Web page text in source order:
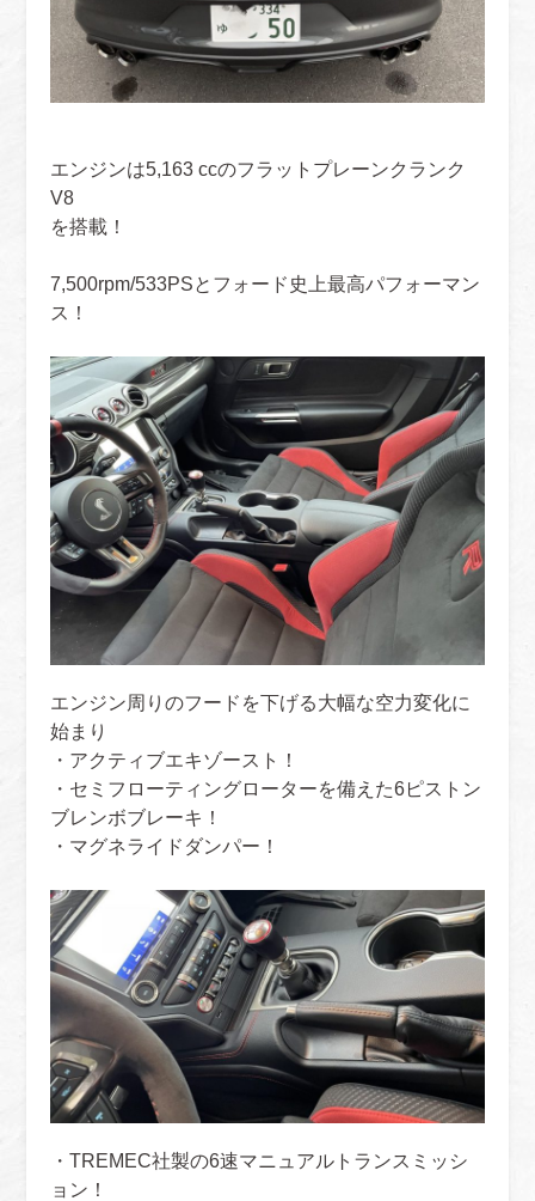
エンジンは5,163 ccのフラットプレーンクランク
V8
を搭載！
7,500rpm/533PSとフォード史上最高パフォーマン
ス！
エンジン周りのフードを下げる大幅な空力変化に
始まり
・アクティブエキゾースト！
・セミフローティングローターを備えた6ピストン
ブレンボブレーキ！
・マグネライドダンパー！
・TREMEC社製の6速マニュアルトランスミッシ
ョン！